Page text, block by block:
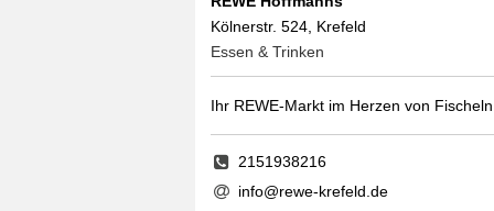
Kölnerstr. 524, Krefeld
Essen & Trinken
Ihr REWE-Markt im Herzen von Fischeln
2151938216
info@rewe-krefeld.de